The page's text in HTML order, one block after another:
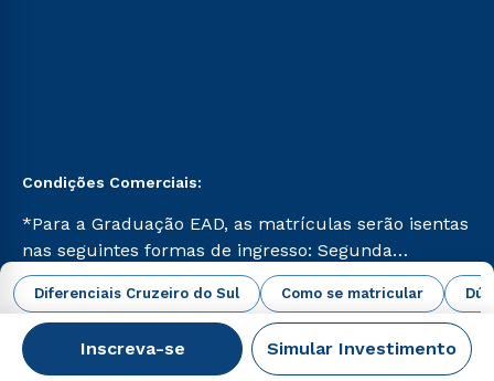
Diferenciais Cruzeiro do Sul Como se matricular
Inscreva-se Simular Investimento
Condições Comerciais:
*Para a Graduação EAD, as matrículas serão isentas
nas seguintes formas de ingresso: Segunda
Graduação, Segunda Graduação 2.0 e Transferência.
Já para as demais, a taxa de matrícula será de R$
49. *Para a Pós-graduação EAD, as ofertas
mencionadas são referentes aos cursos: Ensino
abrir todas as condições vigentes
Campus Virtual Cruzeiro do Sul Educacional © 2026 -